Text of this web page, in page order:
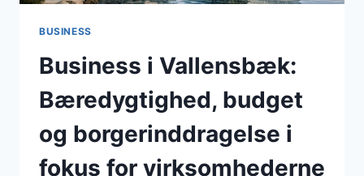
BUSINESS
Business i Vallensbæk:
Bæredygtighed, budget
og borgerinddragelse i
fokus for virksomhederne